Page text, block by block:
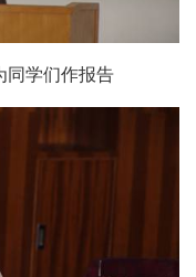
同学们作报告